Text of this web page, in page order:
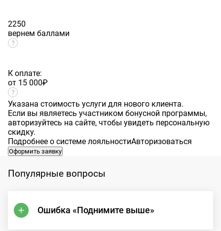
2250
вернем баллами
К оплате:
от 15 000₽
Указана стоимость услуги для нового клиента.
Если вы являетесь участником бонусной программы,
авторизуйтесь на сайте, чтобы увидеть персональную
скидку.
Подробнее о системе лояльностиАвторизоваться
Оформить заявку
Популярные вопросы
Ошибка «Поднимите выше»